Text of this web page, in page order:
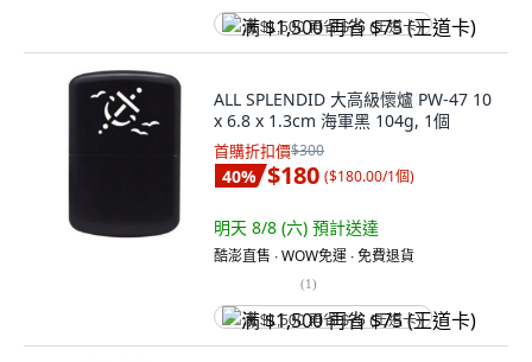
满 $1,500 再省 $75 (王道卡)
ALL SPLENDID 大高級懷爐 PW-47 10
x 6.8 x 1.3cm 海軍黑 104g, 1個
首購折扣價$300
40% $180 ($180.00/1個)
明天 8/8 (六) 預計送達
酷澎直售 ∙ WOW免運 ∙ 免費退貨
(1)
满 $1,500 再省 $75 (王道卡)